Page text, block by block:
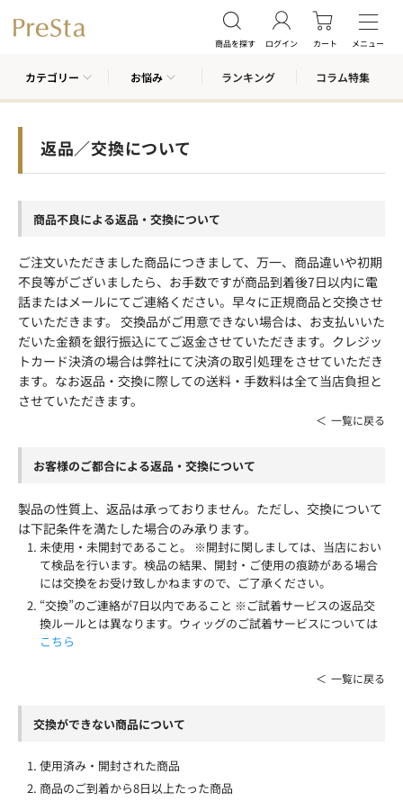
商品を探す ログイン カート メニュー
カテゴリー お悩み ランキング コラム特集
返品／交換について
商品不良による返品・交換について
ご注文いただきました商品につきまして、万一、商品違いや初期
不良等がございましたら、お手数ですが商品到着後7日以内に電
話またはメールにてご連絡ください。早々に正規商品と交換させ
ていただきます。 交換品がご用意できない場合は、お支払いいた
だいた金額を銀行振込にてご返金させていただきます。クレジッ
トカード決済の場合は弊社にて決済の取引処理をさせていただき
ます。なお返品・交換に際しての送料・手数料は全て当店負担と
させていただきます。
一覧に戻る
お客様のご都合による返品・交換について
製品の性質上、返品は承っておりません。ただし、交換について
は下記条件を満たした場合のみ承ります。
未使用・未開封であること。 ※開封に関しましては、当店におい
て検品を行います。検品の結果、開封・ご使用の痕跡がある場合
には交換をお受け致しかねますので、ご了承ください。
“交換”のご連絡が7日以内であること ※ご試着サービスの返品交
換ルールとは異なります。ウィッグのご試着サービスについては
こちら
一覧に戻る
交換ができない商品について
使用済み・開封された商品
商品のご到着から8日以上たった商品